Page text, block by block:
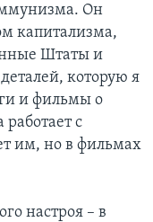
Он
капитализма,
Штаты и
которую я
и фильмы о
работает с
им, но в фильмах
настроя – в